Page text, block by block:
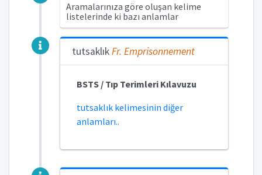
Aramalarınıza göre oluşan kelime
listelerinde ki bazı anlamlar
tutsaklıkFr. Emprisonnement
BSTS / Tıp Terimleri Kılavuzu
tutsaklık kelimesinin diğer
anlamları..